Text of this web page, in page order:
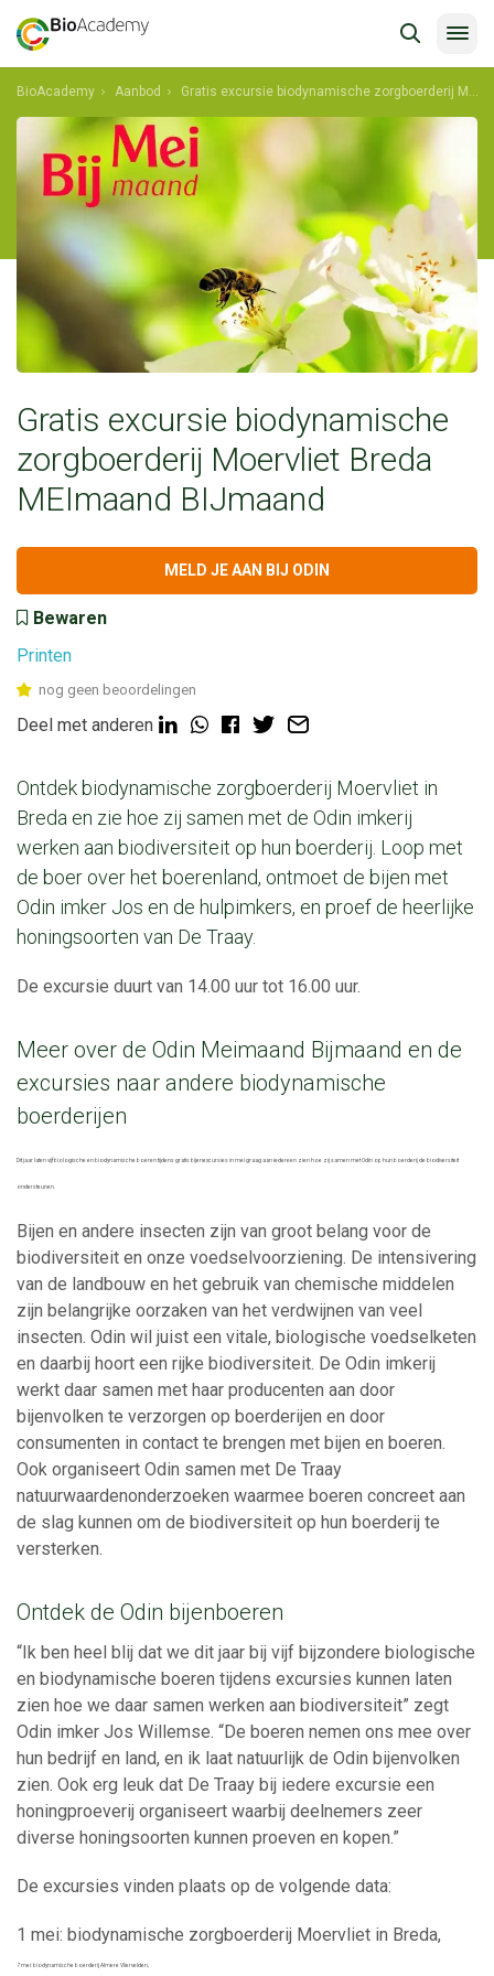
BioAcademy Aanbod Gratis excursie biodynamische zorgboerderij Moervliet Breda MEImaand BIJmaand
Gratis excursie biodynamische
zorgboerderij Moervliet Breda
MEImaand BIJmaand
MELD JE AAN BIJ ODIN
Bewaren
Printen
nog geen beoordelingen
Deel met anderen
Ontdek biodynamische zorgboerderij Moervliet in
Breda en zie hoe zij samen met de Odin imkerij
werken aan biodiversiteit op hun boerderij. Loop met
de boer over het boerenland, ontmoet de bijen met
Odin imker Jos en de hulpimkers, en proef de heerlijke
honingsoorten van De Traay.
De excursie duurt van 14.00 uur tot 16.00 uur.
Meer over de Odin Meimaand Bijmaand en de
excursies naar andere biodynamische
boerderijen
Dit jaar laten vijf biologische en biodynamische boeren tijdens gratis bijenexcursies in mei graag aan iedereen zien hoe zij samen met Odin op hun boerderij de biodiversiteit
ondersteunen.
Bijen en andere insecten zijn van groot belang voor de
biodiversiteit en onze voedselvoorziening. De intensivering
van de landbouw en het gebruik van chemische middelen
zijn belangrijke oorzaken van het verdwijnen van veel
insecten. Odin wil juist een vitale, biologische voedselketen
en daarbij hoort een rijke biodiversiteit. De Odin imkerij
werkt daar samen met haar producenten aan door
bijenvolken te verzorgen op boerderijen en door
consumenten in contact te brengen met bijen en boeren.
Ook organiseert Odin samen met De Traay
natuurwaardenonderzoeken waarmee boeren concreet aan
de slag kunnen om de biodiversiteit op hun boerderij te
versterken.
Ontdek de Odin bijenboeren
“Ik ben heel blij dat we dit jaar bij vijf bijzondere biologische
en biodynamische boeren tijdens excursies kunnen laten
zien hoe we daar samen werken aan biodiversiteit” zegt
Odin imker Jos Willemse. “De boeren nemen ons mee over
hun bedrijf en land, en ik laat natuurlijk de Odin bijenvolken
zien. Ook erg leuk dat De Traay bij iedere excursie een
honingproeverij organiseert waarbij deelnemers zeer
diverse honingsoorten kunnen proeven en kopen.”
De excursies vinden plaats op de volgende data:
1 mei: biodynamische zorgboerderij Moervliet in Breda,
7 mei: biodynamische boerderij Almere Vliervelden,